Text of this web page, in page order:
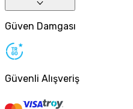
Güven Damgası
Güvenli Alışveriş